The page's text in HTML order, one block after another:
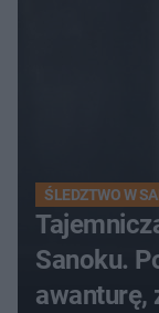
ŚLEDZTWO W
Sanoku.
awanturę,